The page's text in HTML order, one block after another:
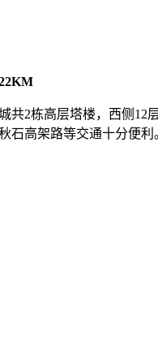
共2栋高层塔楼，西侧12
石高架路等交通十分便